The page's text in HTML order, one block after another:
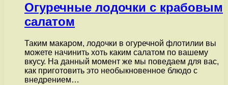
Огуречные лодочки с крабовым
салатом
Таким макаром, лодочки в огуречной флотилии вы
можете начинить хоть каким салатом по вашему
вкусу. На данный момент же мы поведаем для вас,
как приготовить это необыкновенное блюдо с
внедрением…